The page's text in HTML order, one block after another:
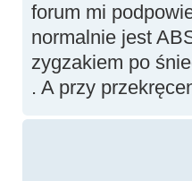
forum mi
normalnie jest
zygzakiem po
. A przy